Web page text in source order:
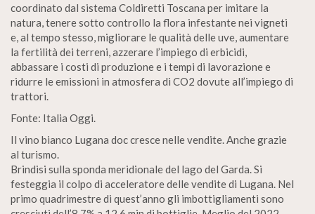
coordinato dal sistema Coldiretti Toscana per imitare la
natura, tenere sotto controllo la flora infestante nei vigneti
e, al tempo stesso, migliorare le qualità delle uve, aumentare
la fertilità dei terreni, azzerare l’impiego di erbicidi,
abbassare i costi di produzione e i tempi di lavorazione e
ridurre le emissioni in atmosfera di CO2 dovute all’impiego di
trattori.
Fonte: Italia Oggi.
Il vino bianco Lugana doc cresce nelle vendite. Anche grazie
al turismo.
Brindisi sulla sponda meridionale del lago del Garda. Si
festeggia il colpo di acceleratore delle vendite di Lugana. Nel
primo quadrimestre di quest’anno gli imbottigliamenti sono